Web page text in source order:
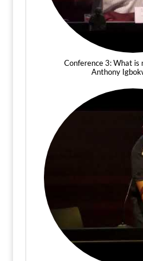
Conference 3: What is
Anthony